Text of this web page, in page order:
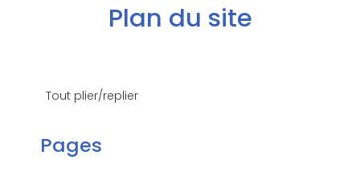
Plan du site
Tout plier/replier
Pages